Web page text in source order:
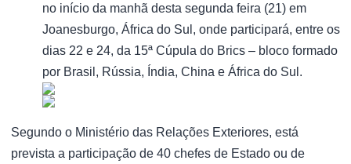
no início da manhã desta segunda feira (21) em
Joanesburgo, África do Sul, onde participará, entre os
dias 22 e 24, da 15ª Cúpula do Brics – bloco formado
por Brasil, Rússia, Índia, China e África do Sul.
Segundo o Ministério das Relações Exteriores, está
prevista a participação de 40 chefes de Estado ou de